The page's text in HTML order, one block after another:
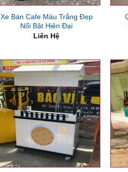
Xe Bán Cafe Màu Trắng Đẹp
Nổi Bật Hiện Đại
Liên Hệ